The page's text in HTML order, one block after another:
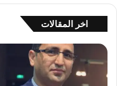
اخر المقالات